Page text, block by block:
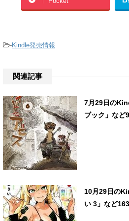
-Kindle発売情報
関連記事
7月29日の
ブック」など
10月29日の
い 3」など